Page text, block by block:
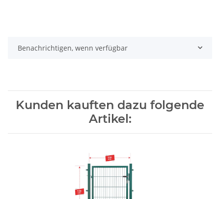
Benachrichtigen, wenn verfügbar
Kunden kauften dazu folgende
Artikel: